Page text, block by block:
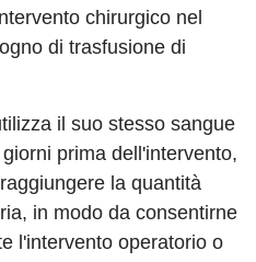
chirurgico nel
di trasfusione di
il suo stesso sangue
prima dell'intervento,
la quantità
in modo da consentirne
l'intervento operatorio o